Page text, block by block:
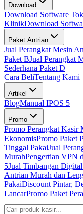
Download
Download Software
KlinikDownload
Paket Antrian
Jual Perangkat Mesin
Paket BJual Perangkat
Sederhana Paket D
Cara BeliTentang Kami
Artikel
BlogManual IPOS 5
Promo
Promo Perangkat
EkonomisPromo Paket
Tinggal PakaiJual
MurahPengertian VPN
5Jual Timbangan
Antrian Murah dan
PakaiDiscount Pintar,
LancarPromo Paket